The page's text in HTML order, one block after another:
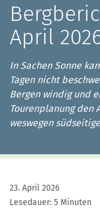
April
In Sachen Sonne
Tagen nicht
Bergen windig und
Tourenplanung den
weswegen
23. April 2026
Lesedauer: 5 Minuten